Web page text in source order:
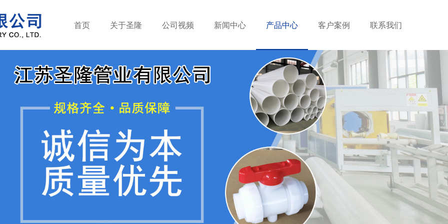
首页 关于圣隆 公司视频 新闻中心 产品中心 客户案例 联系我们